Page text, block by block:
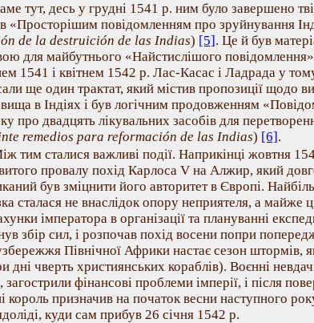
тут, десь у грудні 1541 р. ним було завершено
«Просторішим повідомленням про зруйнування
de la destruición de las Indias) [5]. Це й був
для майбутнього «Найстислішого
1541 і квітнем 1542 р. Лас-Касас і Ладрада у
ще один трактат, який містив пропозиції щодо
в Індіях і був логічним продовженням
про двадцять лікувальних засобів для
remedios para reformación de las Indias) [6].
тим сталися важливі події. Наприкінці жовтня
провалу похід Карлоса V на Алжир, який
був зміцнити його авторитет в Європі.
сталася не внаслідок опору неприятеля, а майже
імператора в організації та плануванні
збір сил, і розпочав похід восени попри
Північної Африки настає сезон штормів,
дні чверть християнських кораблів). Воєнні
загострили фінансові проблеми імперії, і після
король призначив на початок весни наступного
куди сам прибув 26 січня 1542 р.